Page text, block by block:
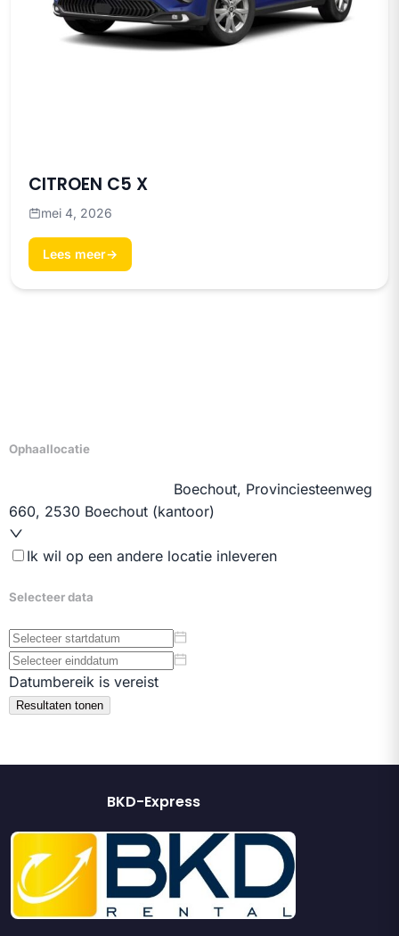
CITROEN C5 X
mei 4, 2026
Lees meer
BKD-Express